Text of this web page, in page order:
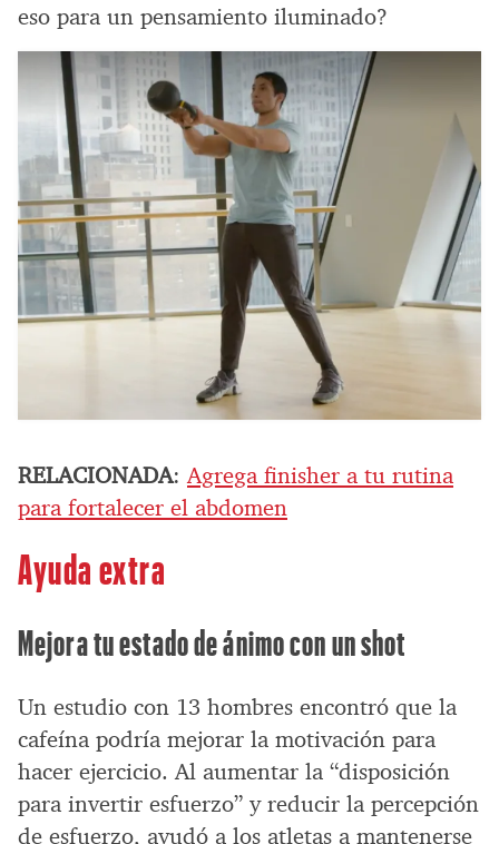
eso para un pensamiento iluminado?
RELACIONADA:Agrega finisher a tu rutina
para fortalecer el abdomen
Ayuda extra
Mejora tu estado de ánimo con un shot
Un estudio con 13 hombres encontró que la
cafeína podría mejorar la motivación para
hacer ejercicio. Al aumentar la “disposición
para invertir esfuerzo” y reducir la percepción
de esfuerzo, ayudó a los atletas a mantenerse